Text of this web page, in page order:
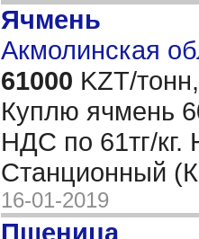
Ячмень
Акмолинская
61000 KZT/тонн,
Куплю ячмень
НДС по 61тг/кг.
Станционный
16-01-2019
Пшеница